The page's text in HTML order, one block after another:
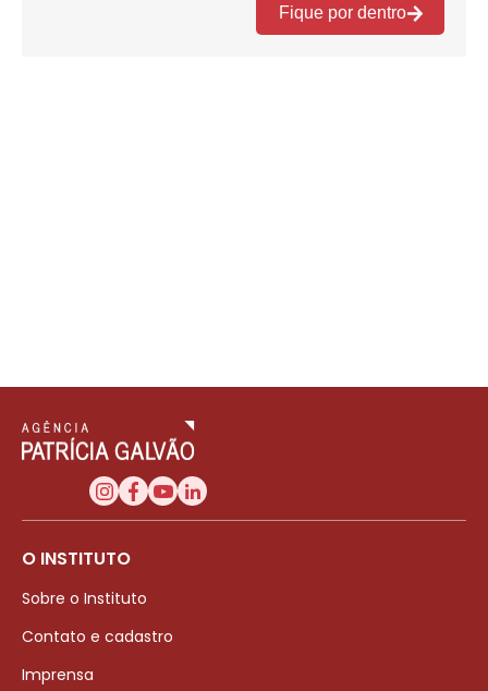
O INSTITUTO
Sobre o Instituto
Contato e cadastro
Imprensa